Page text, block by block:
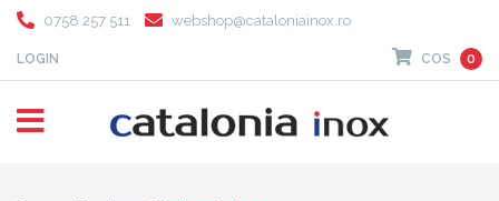
0758 257 511 webshop@cataloniainox.ro
LOGIN COS 0